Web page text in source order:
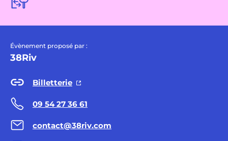
Évènement proposé par :
38Riv
Billetterie
09 54 27 36 61
contact@38riv.com